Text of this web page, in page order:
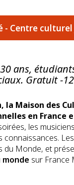
- Centre
ans,
Gratuit -
Maison des
en
les
du Monde, et
monde sur France